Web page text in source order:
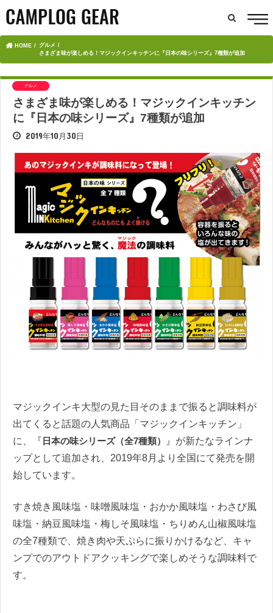
HOME
グルメ
さまざま味が楽しめる！マジックインキッチンに『日本の味シリーズ』7種類が追加
グルメ
さまざま味が楽しめる！マジックインキッチン
に『日本の味シリーズ』7種類が追加
2019年10月30日
マジックインキ大型の見た目そのままで振ると調味料が
出てくると話題の人気商品「マジックインキッチン」
に、『 日本の味シリーズ（全7種類）
』が新たなラインナ
ップとして追加され、2019年8月より全国にて発売を開
始しています。
すき焼き風味塩・味噌風味塩・おかか風味塩・わさび風
味塩・納豆風味塩・梅しそ風味塩・ちりめん山椒風味塩
の全7種類で、焼き肉や天ぷらに振りかけるなど、キャ
ンプでのアウトドアクッキングで楽しめそうな調味料で
す。